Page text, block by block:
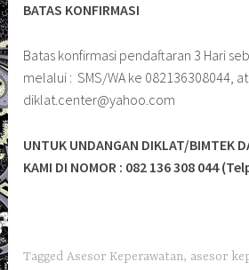
BATAS KONFIRMASI
Batas konfirmasi pendaftaran 3 Hari
melalui : SMS/WA ke 082136308044,
diklat.center@yahoo.com
UNTUK UNDANGAN DIKLAT/BIMTEK
KAMI DI NOMOR : 082 136 308 044
TaggedAsesor Keperawatan, asesor